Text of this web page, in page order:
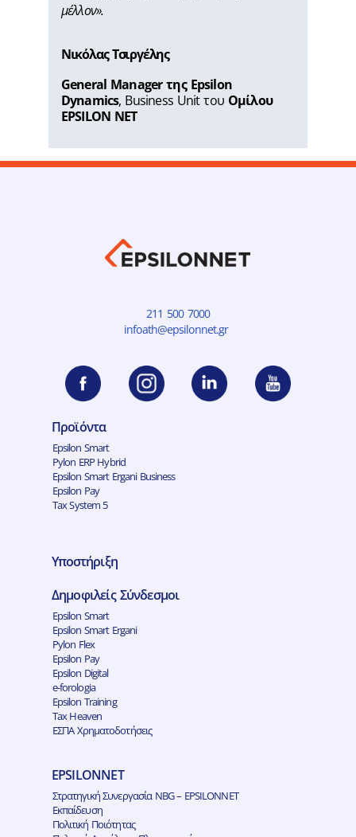
μέλλον».
Νικόλας Τσιργέλης
General Manager της Epsilon
Dynamics, Business Unit του Ομίλου
EPSILON NET
211 500 7000
infoath@epsilonnet.gr
Προϊόντα
Epsilon Smart
Pylon ERP Hybrid
Epsilon Smart Ergani Business
Epsilon Pay
Tax System 5
Υποστήριξη
Δημοφιλείς Σύνδεσμοι
Epsilon Smart
Epsilon Smart Ergani
Pylon Flex
Epsilon Pay
Epsilon Digital
e-forologia
Epsilon Training
Tax Heaven
ΕΣΠΑ Χρηματοδοτήσεις
EPSILONNET
Στρατηγική Συνεργασία NBG – EPSILONNET
Εκπαίδευση
Πολιτική Ποιότητας